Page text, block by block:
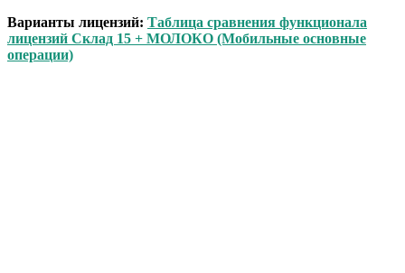
Варианты лицензий: Таблица сравнения функционала
лицензий Склад 15 + МОЛОКО (Мобильные основные
операции)